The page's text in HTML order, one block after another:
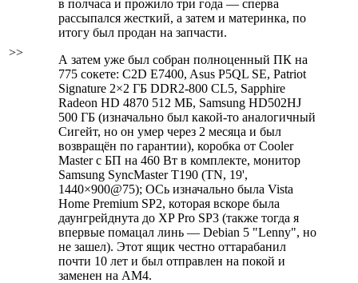
>>
в полчаса и прожило три года — сперва
рассыпался жесткий, а затем и материнка, по
итогу был продан на запчасти.
А затем уже был собран полноценный ПК на
775 сокете: C2D E7400, Asus P5QL SE, Patriot
Signature 2×2 ГБ DDR2-800 CL5, Sapphire
Radeon HD 4870 512 МБ, Samsung HD502HJ
500 ГБ (изначально был какой-то аналогичный
Сигейт, но он умер через 2 месяца и был
возвращён по гарантии), коробка от Cooler
Master с БП на 460 Вт в комплекте, монитор
Samsung SyncMaster T190 (TN, 19',
1440×900@75); ОСь изначально была Vista
Home Premium SP2, которая вскоре была
даунгрейднута до XP Pro SP3 (также тогда я
впервые помацал линь — Debian 5 "Lenny", но
не зашел). Этот ящик честно оттарабанил
почти 10 лет и был отправлен на покой и
заменен на AM4.